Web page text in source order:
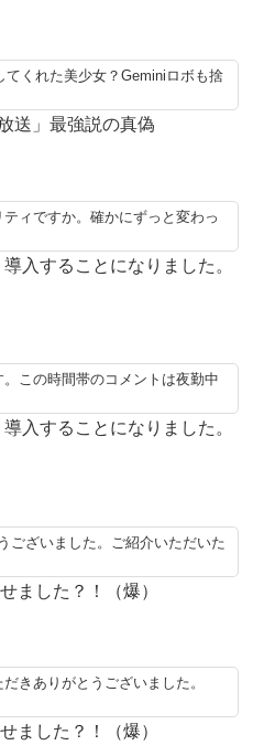
くれた美少女？Geminiロボも捨
送」最強説の真偽
ィですか。確かにずっと変わっ
入することになりました。
この時間帯のコメントは夜勤中
入することになりました。
ございました。ご紹介いただいた
ました？！（爆）
だきありがとうございました。
ました？！（爆）